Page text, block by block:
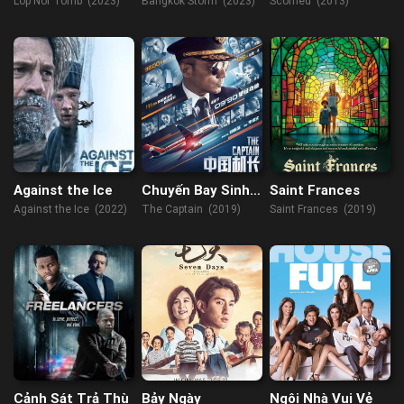
Against the Ice
Against the Ice (2022)
Chuyến Bay Sinh
Tử
The Captain (2019)
Saint Frances
Saint Frances (2019)
Cảnh Sát Trả Thù Bảy Ngày Ngôi Nhà Vui Vẻ